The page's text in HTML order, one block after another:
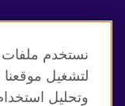
موقع المجلس الثقافي
نستخدم ملفات
لتشغيل
وتحليل